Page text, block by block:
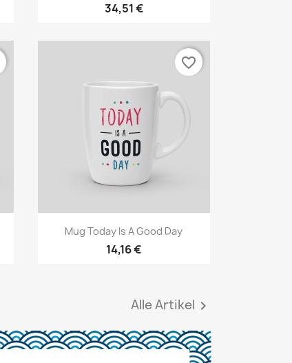
34,51 €
Vorschau
Mug Today Is A Good Day
14,16 €
favorite_border
Alle Artikel 